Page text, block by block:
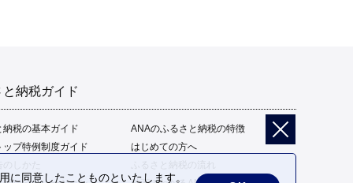
納税ガイド
納税の基本ガイド
ANAのふるさと納税の特徴
ップ特例制度ガイド
はじめての方へ
ふるさと納税の流れ
同意したことものといたします。